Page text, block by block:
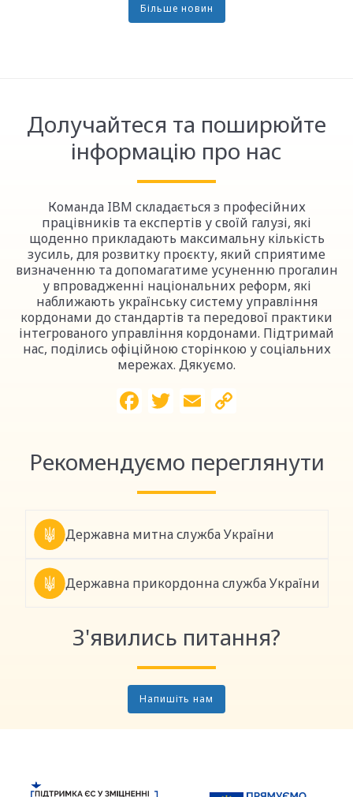
Більше новин
Долучайтеся та поширюйте
інформацію про нас
Команда IBM складається з професійних
працівників та експертів у своїй галузі, які
щоденно прикладають максимальну кількість
зусиль, для розвитку проєкту, який сприятиме
визначенню та допомагатиме усуненню прогалин
у впровадженні національних реформ, які
наближають українську систему управління
кордонами до стандартів та передової практики
інтегрованого управління кордонами. Підтримай
нас, поділись офіційною сторінкою у соціальних
мережах. Дякуємо.
Facebook
Twitter
Email
Рекомендуємо переглянути
Державна митна служба України
Державна прикордонна служба України
З'явились питання?
Напишіть нам